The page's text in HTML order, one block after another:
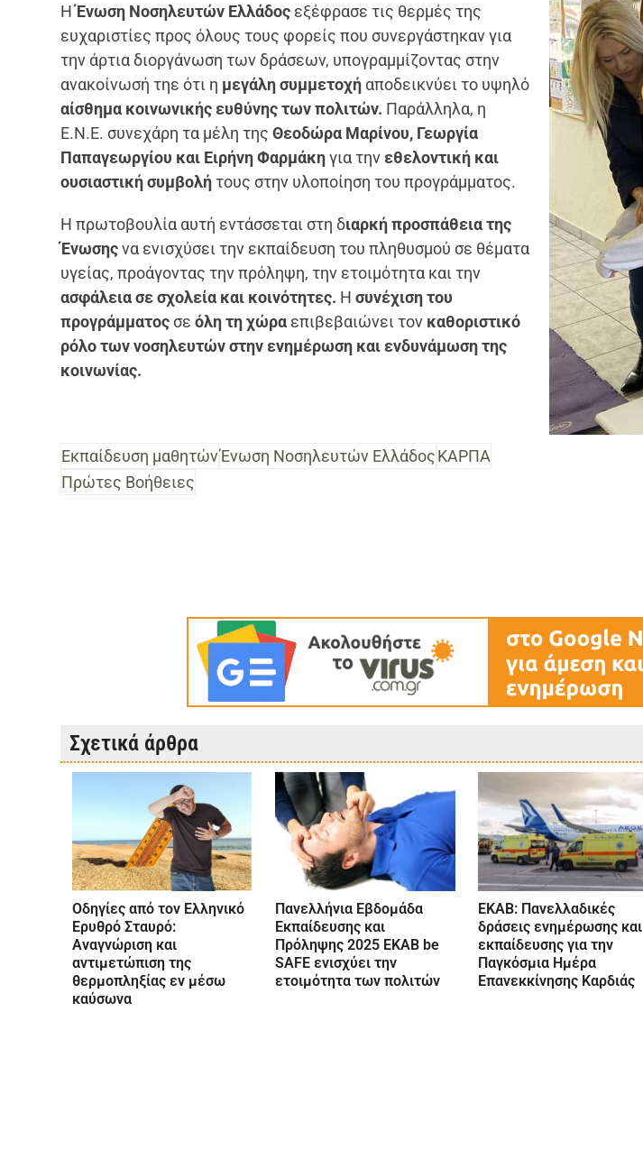
ΗΈνωση Νοσηλευτών Ελλάδος εξέφρασε τις θερμές της
ευχαριστίες προς όλους τους φορείς που συνεργάστηκαν για
την άρτια διοργάνωση των δράσεων, υπογραμμίζοντας στην
ανακοίνωσή τηε ότι η μεγάλη συμμετοχή αποδεικνύει το υψηλό
αίσθημα κοινωνικής ευθύνης των πολιτών. Παράλληλα, η
Ε.Ν.Ε. συνεχάρη τα μέλη τηςΘεοδώρα Μαρίνου, Γεωργία
Παπαγεωργίου και Ειρήνη Φαρμάκηγια την εθελοντική και
ουσιαστική συμβολήτους στην υλοποίηση του προγράμματος.
Η πρωτοβουλία αυτή εντάσσεται στη διαρκή προσπάθεια της
Ένωσηςνα ενισχύσει την εκπαίδευση του πληθυσμού σε θέματα
υγείας, προάγοντας την πρόληψη, την ετοιμότητα και την
ασφάλεια σε σχολεία και κοινότητες. Ησυνέχιση του
προγράμματος σε όλη τη χώρα επιβεβαιώνει τον καθοριστικό
ρόλο των νοσηλευτών στην ενημέρωση και ενδυνάμωση της
κοινωνίας.
Εκπαίδευση μαθητώνΈνωση Νοσηλευτών ΕλλάδοςΚΑΡΠΑ
Πρώτες Βοήθειες
Σχετικά άρθρα
Οδηγίες από τον Ελληνικό
Ερυθρό Σταυρό:
Αναγνώριση και
αντιμετώπιση της
θερμοπληξίας εν μέσω
καύσωνα
Πανελλήνια Εβδομάδα
Εκπαίδευσης και
Πρόληψης 2025 ΕΚΑΒ be
SAFE ενισχύει την
ετοιμότητα των πολιτών
ΕΚΑΒ: Πανελλαδικές
δράσεις ενημέρωσης και
εκπαίδευσης για την
Παγκόσμια Ημέρα
Επανεκκίνησης Καρδιάς